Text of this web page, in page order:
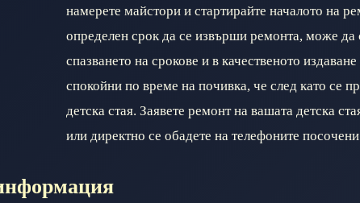
намерете майстори и стартирайте началото на
определен срок да се извърши ремонта, може
спазването на срокове и в качественото
спокойни по време на почивка, че след като се
детска стая. Заявете ремонт на вашата детска
или директно се обадете на телефоните посочени